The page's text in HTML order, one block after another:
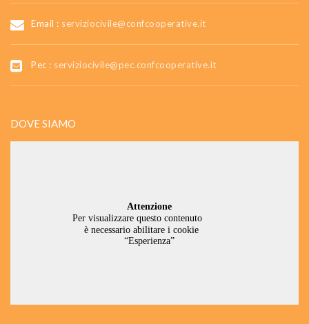
Email : serviziocivile@confcooperative.it
Pec : serviziocivile@pec.confcooperative.it
DOVE SIAMO